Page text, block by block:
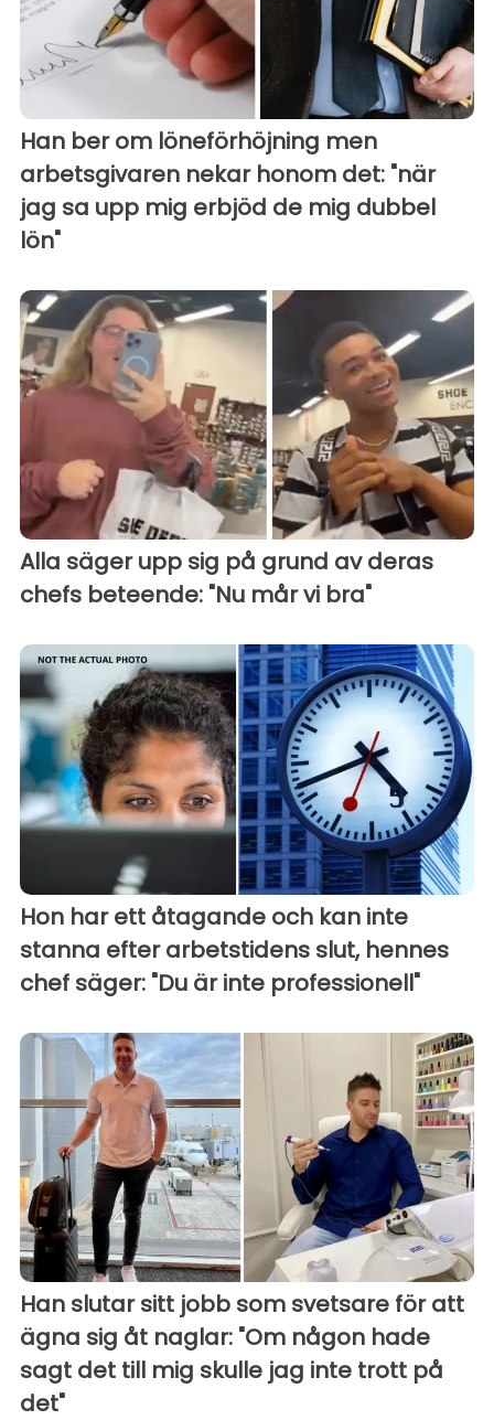
Han ber om löneförhöjning men
arbetsgivaren nekar honom det: "när
jag sa upp mig erbjöd de mig dubbel
lön"
Alla säger upp sig på grund av deras
chefs beteende: "Nu mår vi bra"
Hon har ett åtagande och kan inte
stanna efter arbetstidens slut, hennes
chef säger: "Du är inte professionell"
Han slutar sitt jobb som svetsare för att
ägna sig åt naglar: "Om någon hade
sagt det till mig skulle jag inte trott på
det"